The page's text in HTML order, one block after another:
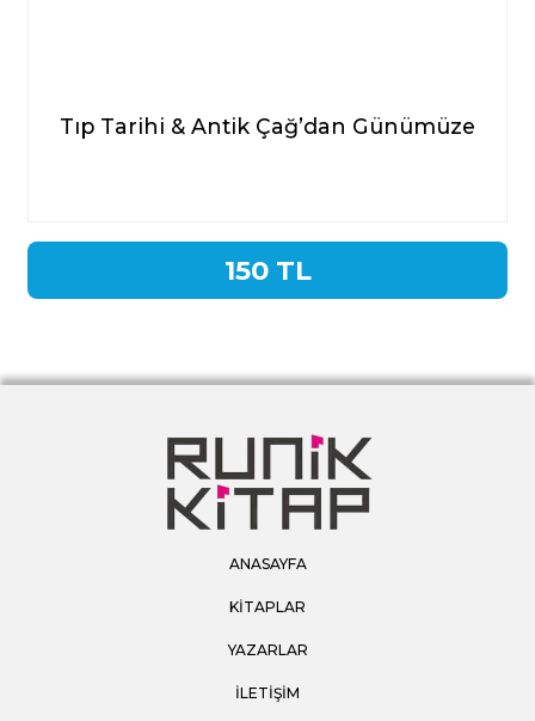
Tıp Tarihi & Antik Çağ’dan Günümüze
150 TL
ANASAYFA
KİTAPLAR
YAZARLAR
İLETİŞİM